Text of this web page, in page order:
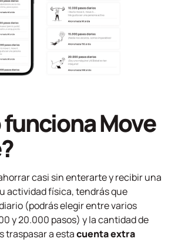
Move
casi sin enterarte y recibir una
actividad física, tendrás que
(podrás elegir entre varios
y 20.000 pasos) y la cantidad de
traspasar a estacuenta extra